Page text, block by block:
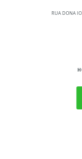
RUA DONA